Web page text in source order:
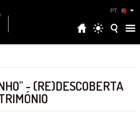
PT
- (RE)DESCOBERTA